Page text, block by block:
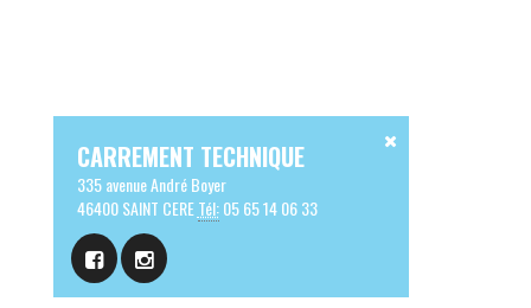
CARREMENT TECHNIQUE
335 avenue André Boyer
46400 SAINT CERETél:05 65 14 06 33